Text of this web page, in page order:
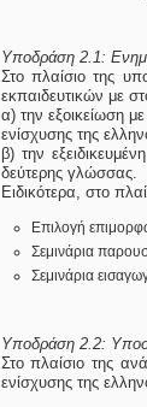
Υποδράση 2.1:
Στο πλαίσιο της
εκπαιδευτικών με
α) την εξοικείωση
ενίσχυσης της
β) την
δεύτερης γλώσσας.
Ειδικότερα, στο
Επιλογή
Σεμινάρια
Σεμινάρια
Υποδράση 2.2:
Στο πλαίσιο της
ενίσχυσης της